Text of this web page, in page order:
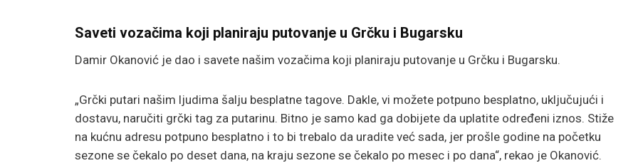
Saveti vozačima koji planiraju putovanje u Grčku i Bugarsku
Damir Okanović je dao i savete našim vozačima koji planiraju putovanje u Grčku i Bugarsku.
„Grčki putari našim ljudima šalju besplatne tagove. Dakle, vi možete potpuno besplatno, uključujući i
dostavu, naručiti grčki tag za putarinu. Bitno je samo kad ga dobijete da uplatite određeni iznos. Stiže
na kućnu adresu potpuno besplatno i to bi trebalo da uradite već sada, jer prošle godine na početku
sezone se čekalo po deset dana, na kraju sezone se čekalo po mesec i po dana“, rekao je Okanović.